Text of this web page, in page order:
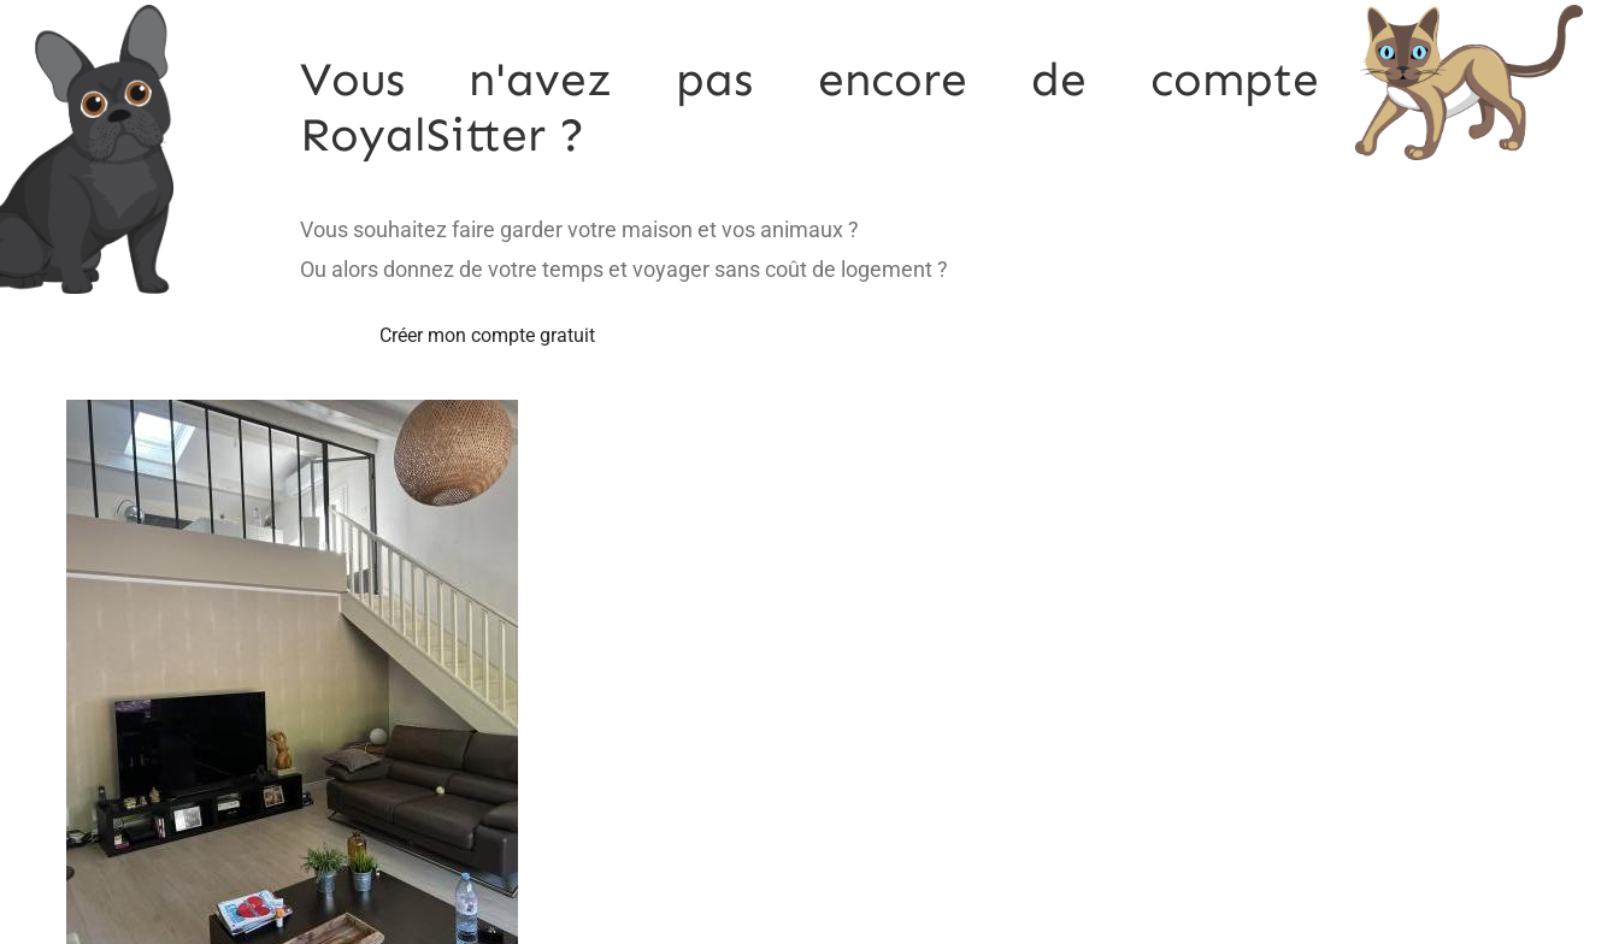
Vous n'avez pas encore de compte
RoyalSitter ?
Vous souhaitez faire garder votre maison et vos animaux ?
Ou alors donnez de votre temps et voyager sans coût de logement ?
Créer mon compte gratuit